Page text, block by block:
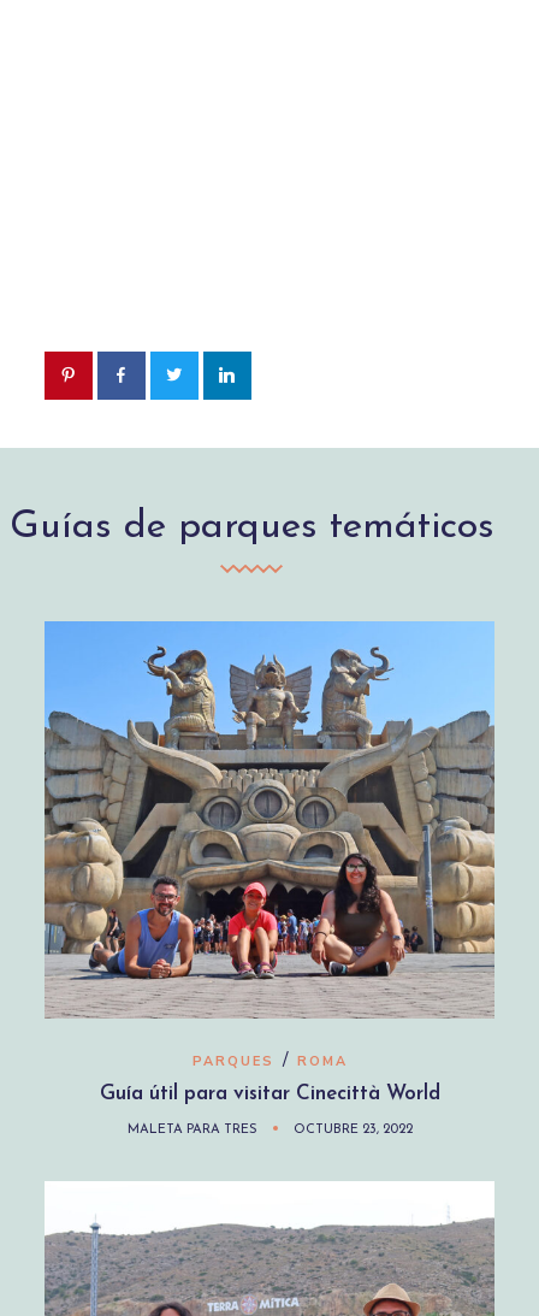
Guías de parques temáticos
PARQUES / ROMA
Guía útil para visitar Cinecittà World
MALETA PARA TRES OCTUBRE 23, 2022